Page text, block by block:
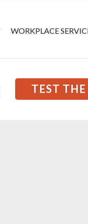
WORKPLACE
TEST